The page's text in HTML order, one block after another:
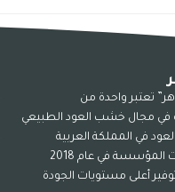
تعتبر واحدة من
في مجال خشب العود الطبيعي
في المملكة العربية
السعودية. تأسست المؤسسة في عام 2018
أعلى مستويات الجودة